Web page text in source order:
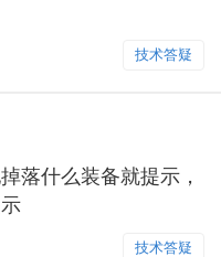
技术答疑
落什么装备就提示，
技术答疑